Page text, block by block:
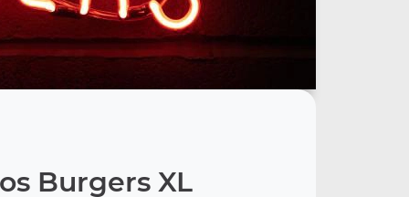
Burgers XL